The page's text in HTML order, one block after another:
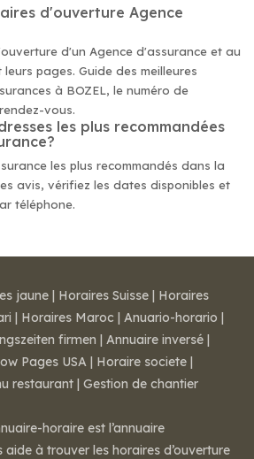
d'ouverture Agence
d'un Agence d'assurance et au
pages. Guide des meilleures
à BOZEL, le numéro de
vous.
les plus recommandées
les plus recommandés dans la
avis, vérifiez les dates disponibles et
téléphone.
jaune | Horaires Suisse | Horaires
| Horaires Maroc | Anuario-horario |
firmen | Annuaire inversé |
Pages USA | Horaire societe |
restaurant | Gestion de chantier
horaire est l’annuaire
à trouver les horaires d’ouverture